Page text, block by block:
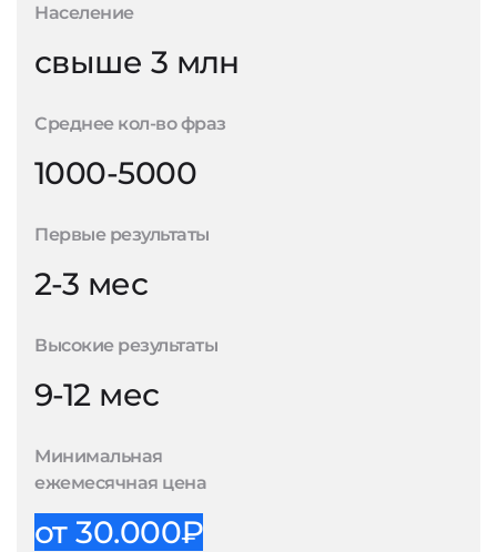
Население
свыше 3 млн
Среднее кол-во фраз
1000-5000
Первые результаты
2-3 мес
Высокие результаты
9-12 мес
Минимальная
ежемесячная цена
от 30.000₽